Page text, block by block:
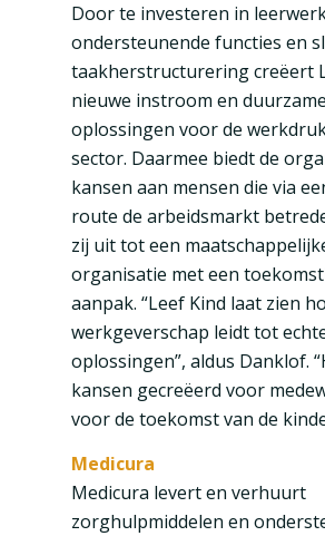
Door te investeren in
ondersteunende functies en
taakherstructurering creëert
nieuwe instroom en duurzame
oplossingen voor de
sector. Daarmee biedt de
kansen aan mensen die via
route de arbeidsmarkt
zij uit tot een
organisatie met een
aanpak. “Leef Kind laat zien
werkgeverschap leidt tot
oplossingen”, aldus Danklof.
kansen gecreëerd voor
voor de toekomst van de
Medicura
Medicura levert en verhuurt
zorghulpmiddelen en